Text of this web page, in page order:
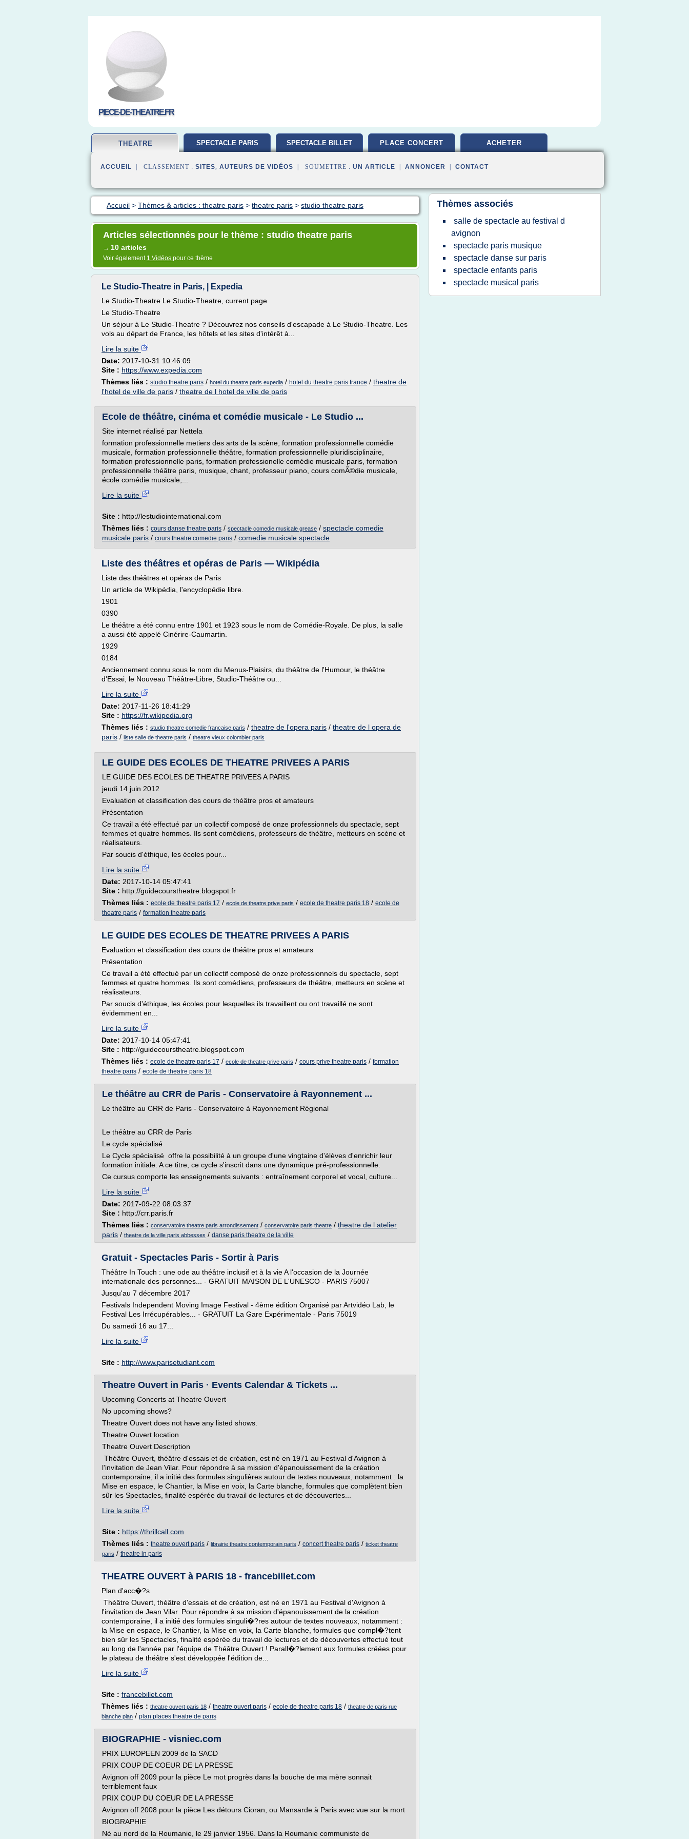
PIECE-DE-THEATRE.FR
THEATRE SPECTACLE PARIS SPECTACLE BILLET PLACE CONCERT ACHETER
ACCUEIL | CLASSEMENT : SITES, AUTEURS DE VIDÉOS | SOUMETTRE : UN ARTICLE ANNONCER CONTACT
Accueil > Thèmes & articles : theatre paris > theatre paris > studio theatre paris
Articles sélectionnés pour le thème : studio theatre paris
→ 10 articles
Voir également 1 Vidéos pour ce thème
Le Studio-Theatre in Paris, | Expedia
Le Studio-Theatre Le Studio-Theatre, current page
Le Studio-Theatre
Un séjour à Le Studio-Theatre ? Découvrez nos conseils d'escapade à Le Studio-Theatre. Les
vols au départ de France, les hôtels et les sites d'intérêt à...
Lire la suite
Date: 2017-10-31 10:46:09
Site : https://www.expedia.com
Thèmes liés : studio theatre paris / hotel du theatre paris expedia / hotel du theatre paris france / theatre de
l'hotel de ville de paris / theatre de l hotel de ville de paris
Ecole de théâtre, cinéma et comédie musicale - Le Studio ...
Site internet réalisé par Nettela
formation professionnelle metiers des arts de la scène, formation professionnelle comédie
musicale, formation professionnelle théâtre, formation professionnelle pluridisciplinaire,
formation professionnelle paris, formation professionelle comédie musicale paris, formation
professionnelle théâtre paris, musique, chant, professeur piano, cours comÃ©die musicale,
école comédie musicale,...
Lire la suite
Site : http://lestudiointernational.com
Thèmes liés : cours danse theatre paris / spectacle comedie musicale grease / spectacle comedie
musicale paris / cours theatre comedie paris / comedie musicale spectacle
Liste des théâtres et opéras de Paris — Wikipédia
Liste des théâtres et opéras de Paris
Un article de Wikipédia, l'encyclopédie libre.
1901
0390
Le théâtre a été connu entre 1901 et 1923 sous le nom de Comédie-Royale. De plus, la salle
a aussi été appelé Cinérire-Caumartin.
1929
0184
Anciennement connu sous le nom du Menus-Plaisirs, du théâtre de l'Humour, le théâtre
d'Essai, le Nouveau Théâtre-Libre, Studio-Théâtre ou...
Lire la suite
Date: 2017-11-26 18:41:29
Site : https://fr.wikipedia.org
Thèmes liés : studio theatre comedie francaise paris / theatre de l'opera paris / theatre de l opera de
paris / liste salle de theatre paris / theatre vieux colombier paris
LE GUIDE DES ECOLES DE THEATRE PRIVEES A PARIS
LE GUIDE DES ECOLES DE THEATRE PRIVEES A PARIS
jeudi 14 juin 2012
Evaluation et classification des cours de théâtre pros et amateurs
Présentation
Ce travail a été effectué par un collectif composé de onze professionnels du spectacle, sept
femmes et quatre hommes. Ils sont comédiens, professeurs de théâtre, metteurs en scène et
réalisateurs.
Par soucis d'éthique, les écoles pour...
Lire la suite
Date: 2017-10-14 05:47:41
Site : http://guidecourstheatre.blogspot.fr
Thèmes liés : ecole de theatre paris 17 / ecole de theatre prive paris / ecole de theatre paris 18 / ecole de
theatre paris / formation theatre paris
LE GUIDE DES ECOLES DE THEATRE PRIVEES A PARIS
Evaluation et classification des cours de théâtre pros et amateurs
Présentation
Ce travail a été effectué par un collectif composé de onze professionnels du spectacle, sept
femmes et quatre hommes. Ils sont comédiens, professeurs de théâtre, metteurs en scène et
réalisateurs.
Par soucis d'éthique, les écoles pour lesquelles ils travaillent ou ont travaillé ne sont
évidemment en...
Lire la suite
Date: 2017-10-14 05:47:41
Site : http://guidecourstheatre.blogspot.com
Thèmes liés : ecole de theatre paris 17 / ecole de theatre prive paris / cours prive theatre paris / formation
theatre paris / ecole de theatre paris 18
Le théâtre au CRR de Paris - Conservatoire à Rayonnement ...
Le théâtre au CRR de Paris - Conservatoire à Rayonnement Régional
Le théâtre au CRR de Paris
Le cycle spécialisé
Le Cycle spécialisé offre la possibilité à un groupe d'une vingtaine d'élèves d'enrichir leur
formation initiale. A ce titre, ce cycle s'inscrit dans une dynamique pré-professionnelle.
Ce cursus comporte les enseignements suivants : entraînement corporel et vocal, culture...
Lire la suite
Date: 2017-09-22 08:03:37
Site : http://crr.paris.fr
Thèmes liés : conservatoire theatre paris arrondissement / conservatoire paris theatre / theatre de l atelier
paris / theatre de la ville paris abbesses / danse paris theatre de la ville
Gratuit - Spectacles Paris - Sortir à Paris
Théâtre In Touch : une ode au théâtre inclusif et à la vie A l'occasion de la Journée
internationale des personnes... - GRATUIT MAISON DE L'UNESCO - PARIS 75007
Jusqu'au 7 décembre 2017
Festivals Independent Moving Image Festival - 4ème édition Organisé par Artvidéo Lab, le
Festival Les Irrécupérables... - GRATUIT La Gare Expérimentale - Paris 75019
Du samedi 16 au 17...
Lire la suite
Site : http://www.parisetudiant.com
Theatre Ouvert in Paris · Events Calendar & Tickets ...
Upcoming Concerts at Theatre Ouvert
No upcoming shows?
Theatre Ouvert does not have any listed shows.
Theatre Ouvert location
Theatre Ouvert Description
Théâtre Ouvert, théâtre d'essais et de création, est né en 1971 au Festival d'Avignon à
l'invitation de Jean Vilar. Pour répondre à sa mission d'épanouissement de la création
contemporaine, il a initié des formules singulières autour de textes nouveaux, notamment : la
Mise en espace, le Chantier, la Mise en voix, la Carte blanche, formules que complètent bien
sûr les Spectacles, finalité espérée du travail de lectures et de découvertes...
Lire la suite
Site : https://thrillcall.com
Thèmes liés : theatre ouvert paris / librairie theatre contemporain paris / concert theatre paris / ticket theatre
paris / theatre in paris
THEATRE OUVERT à PARIS 18 - francebillet.com
Plan d'acc�?s
Théâtre Ouvert, théâtre d'essais et de création, est né en 1971 au Festival d'Avignon à
l'invitation de Jean Vilar. Pour répondre à sa mission d'épanouissement de la création
contemporaine, il a initié des formules singuli�?res autour de textes nouveaux, notamment :
la Mise en espace, le Chantier, la Mise en voix, la Carte blanche, formules que compl�?tent
bien sûr les Spectacles, finalité espérée du travail de lectures et de découvertes effectué tout
au long de l'année par l'équipe de Théâtre Ouvert ! Parall�?lement aux formules créées pour
le plateau de théâtre s'est développée l'édition de...
Lire la suite
Site : francebillet.com
Thèmes liés : theatre ouvert paris 18 / theatre ouvert paris / ecole de theatre paris 18 / theatre de paris rue
blanche plan / plan places theatre de paris
BIOGRAPHIE - visniec.com
PRIX EUROPEEN 2009 de la SACD
PRIX COUP DE COEUR DE LA PRESSE
Avignon off 2009 pour la pièce Le mot progrès dans la bouche de ma mère sonnait
terriblement faux
PRIX COUP DU COEUR DE LA PRESSE
Avignon off 2008 pour la pièce Les détours Cioran, ou Mansarde à Paris avec vue sur la mort
BIOGRAPHIE
Né au nord de la Roumanie, le 29 janvier 1956. Dans la Roumanie communiste de
Thèmes associés
salle de spectacle au festival d
avignon
spectacle paris musique
spectacle danse sur paris
spectacle enfants paris
spectacle musical paris